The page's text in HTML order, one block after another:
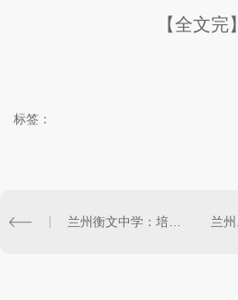
【全文完】
标签：